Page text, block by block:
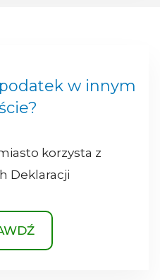
w innym
korzysta z
Deklaracji